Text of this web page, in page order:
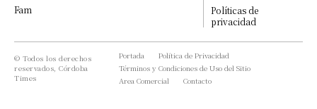
Fam
Políticas de
privacidad
© Todos los derechos
reservados, Córdoba
Times
Portada
Política de Privacidad
Términos y Condiciones de Uso del Sitio
Area Comercial
Contacto